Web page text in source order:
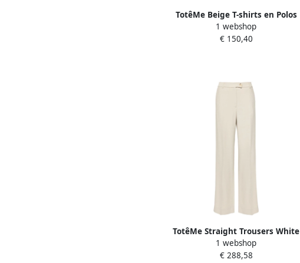
TotêMe Beige T-shirts en Polos
White Dames
1 webshop
€ 150,40
TotêMe Straight Trousers White
Dames
1 webshop
€ 288,58